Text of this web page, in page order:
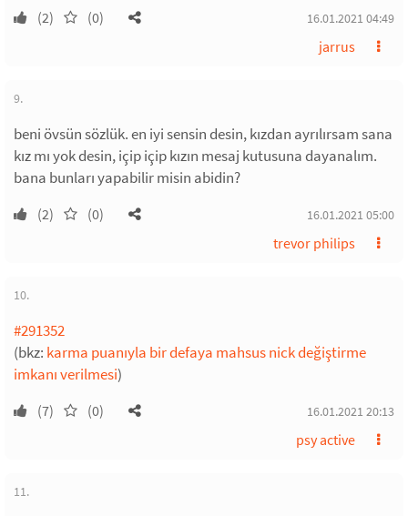
(2) (0) 16.01.2021 04:49
jarrus
9.
beni övsün sözlük. en iyi sensin desin, kızdan ayrılırsam sana
kız mı yok desin, içip içip kızın mesaj kutusuna dayanalım.
bana bunları yapabilir misin abidin?
(2) (0) 16.01.2021 05:00
trevor philips
10.
#291352
(bkz: karma puanıyla bir defaya mahsus nick değiştirme
imkanı verilmesi)
(7) (0) 16.01.2021 20:13
psy active
11.